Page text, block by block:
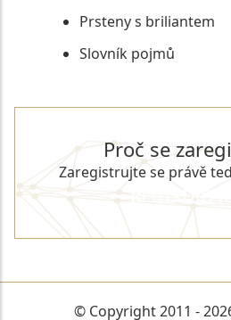
Prsteny s briliantem
Slovník pojmů
Proč se
Zaregistrujte se právě
© Copyright 2011 -